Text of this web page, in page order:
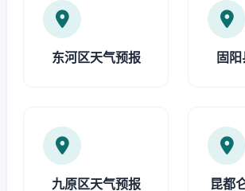
东河区天气预报 固
九原区天气预报 昆都